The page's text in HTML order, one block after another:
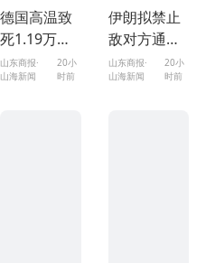
德国高温致
死1.19万人
为2016年来
最高纪录
山东商报·
山海新闻
20小
时前
伊朗拟禁止
敌对方通行
霍尔木兹海
峡 对违规者
山东商报·
山海新闻
20小
时前